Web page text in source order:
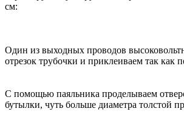
см:
Один из выходных проводов
отрезок трубочки и приклеиваем так как
С помощью паяльника проделываем
бутылки, чуть больше диаметра толстой